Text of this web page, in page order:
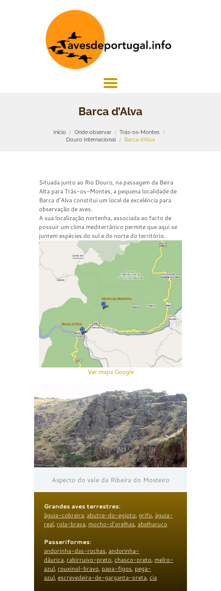
Barca d’Alva
Início Onde observar
Trás-os-Montes
Douro Internacional
Barca d’Alva
Situada junto ao Rio Douro, na passagem da Beira
Alta para Trás-os-Montes, a pequena localidade de
Barca d’Alva constitui um local de excelência para
observação de aves.
A sua localização nortenha, associada ao facto de
possuir um clima mediterrânico permite que aqui se
juntem espécies do sul e do norte do território.
Ver mapa Google
Aspecto do vale da Ribeira do Mosteiro
Grandes aves terrestres:
águia-cobreira, abutre-do-egipto, grifo, águia-
real, rola-brava, mocho-d’orelhas, abelharuco
Passeriformes:
andorinha-das-rochas, andorinha-
dáurica, rabirruivo-preto, chasco-preto, melro-
azul, rouxinol-bravo, papa-figos, pega-
azul, escrevedeira-de-garganta-preta, cia